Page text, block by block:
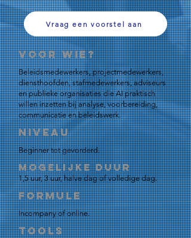
Vraag een voorstel aan
Voor wie?
Beleidsmedewerkers, projectmedewerkers,
diensthoofden, stafmedewerkers, adviseurs
en publieke organisaties die AI praktisch
willen inzetten bij analyse, voorbereiding,
communicatie en beleidswerk.
Niveau
Beginner tot gevorderd.
Mogelijke duur
1,5 uur, 3 uur, halve dag of volledige dag.
Formule
Incompany of online.
Tools